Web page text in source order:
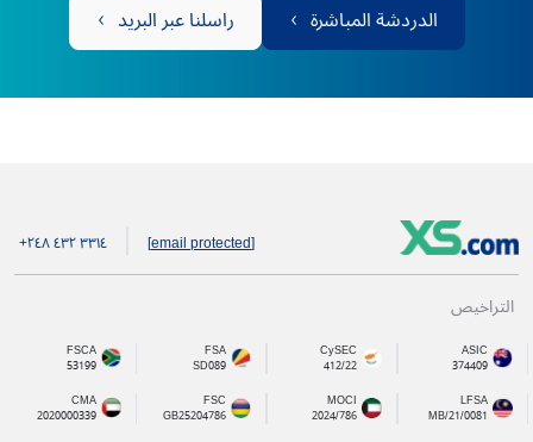
الدردشة المباشرة
راسلنا عبر البريد
[email protected] +۲٤۸ ٤۳۲ ۳۳۱٤
التراخيص
ASIC
374409
CySEC
412/22
FSA
SD089
FSCA
53199
LFSA
MB/21/0081
MOCI
2024/786
FSC
GB25204786
CMA
2020000339